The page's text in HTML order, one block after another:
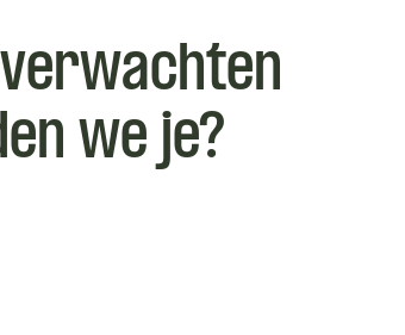
we je?